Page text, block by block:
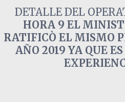
DETALLE DEL
HORA 9 EL
RATIFICÒ EL MISMO
AÑO 2019 YA QUE